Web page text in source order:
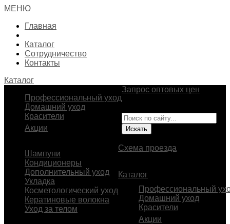
МЕНЮ
Главная
Каталог
Сотрудничество
Контакты
Каталог
Профессиональный уход
Домашний уход
Красители
Акции
Шампуни
Кондиционеры
Дополнительный уход
Укладка
Косметологический уход
Кератиновые волокна
Уход за телом
Запрос оптовых цен
Схема проезда
Каталог
Профессиональный
Домашний уход
Красители
Акции